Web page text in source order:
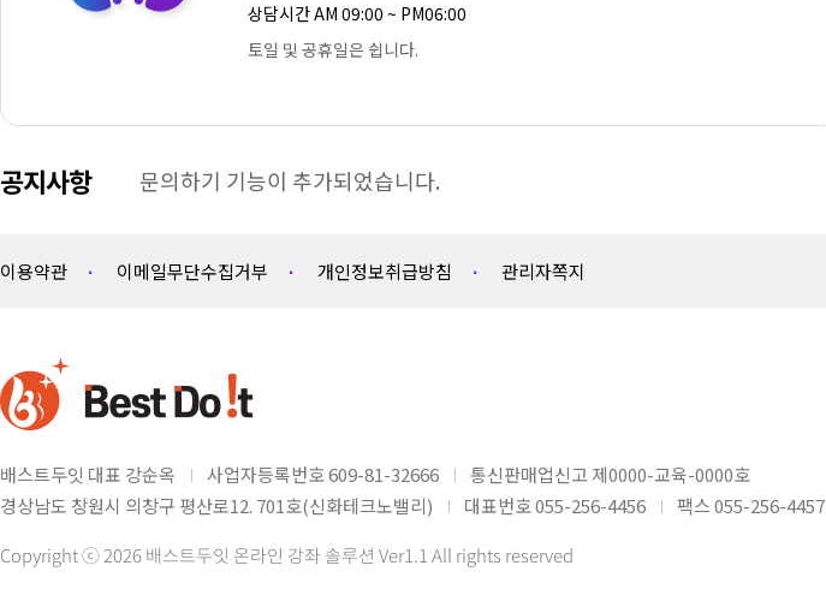
상담시간 AM 09:00 ~ PM06:00
토일 및 공휴일은 쉽니다.
공지사항 문의하기 기능이 추가되었습니다.
이용약관 이메일무단수집거부 개인정보취급방침 관리자쪽지
배스트두잇 대표 강순옥 사업자등록번호 609-81-32666
통신판매업신고 제0000-교육-0000호
경상남도 창원시 의창구 평산로12. 701호(신화테크노밸리)
대표번호 055-256-4456 팩스 055-256-4457
Copyright ⓒ 2026 배스트두잇 온라인 강좌 솔루션 Ver1.1 All rights reserved